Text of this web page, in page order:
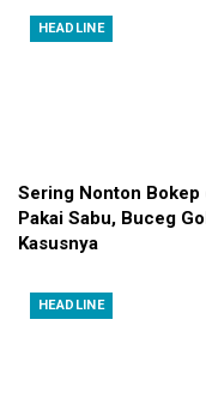
HEADLINE
Sering Nonton Bokep
Pakai Sabu, Buceg
Kasusnya
HEADLINE